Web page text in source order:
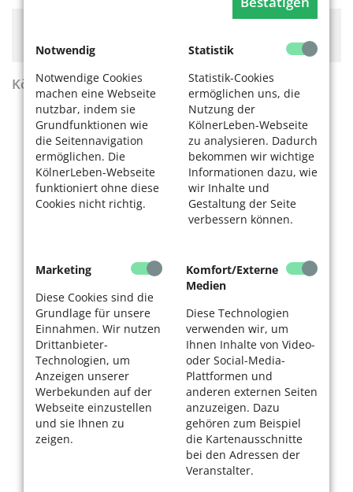
Notwendig
Notwendige Cookies
machen eine Webseite
nutzbar, indem sie
Grundfunktionen wie
die Seitennavigation
ermöglichen. Die
KölnerLeben-Webseite
funktioniert ohne diese
Cookies nicht richtig.
Statistik
Statistik-Cookies
ermöglichen uns, die
Nutzung der
KölnerLeben-Webseite
zu analysieren. Dadurch
bekommen wir wichtige
Informationen dazu, wie
wir Inhalte und
Gestaltung der Seite
verbessern können.
Marketing
Diese Cookies sind die
Grundlage für unsere
Einnahmen. Wir nutzen
Drittanbieter-
Technologien, um
Anzeigen unserer
Werbekunden auf der
Webseite einzustellen
und sie Ihnen zu
zeigen.
Komfort/Externe
Medien
Diese Technologien
verwenden wir, um
Ihnen Inhalte von Video-
oder Social-Media-
Plattformen und
anderen externen Seiten
anzuzeigen. Dazu
gehören zum Beispiel
die Kartenausschnitte
bei den Adressen der
Veranstalter.
finanzieren. Bitte akzeptieren Sie dieCookie-Meldung.
KölnerLeben Sommer 2026